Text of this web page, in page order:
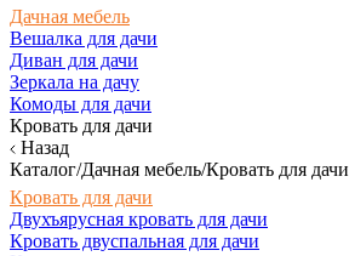
Дачная мебель
Вешалка для дачи
Диван для дачи
Зеркала на дачу
Комоды для дачи
Кровать для дачи
Назад
Каталог/Дачная мебель/Кровать для дачи
Кровать для дачи
Двухъярусная кровать для дачи
Кровать двуспальная для дачи